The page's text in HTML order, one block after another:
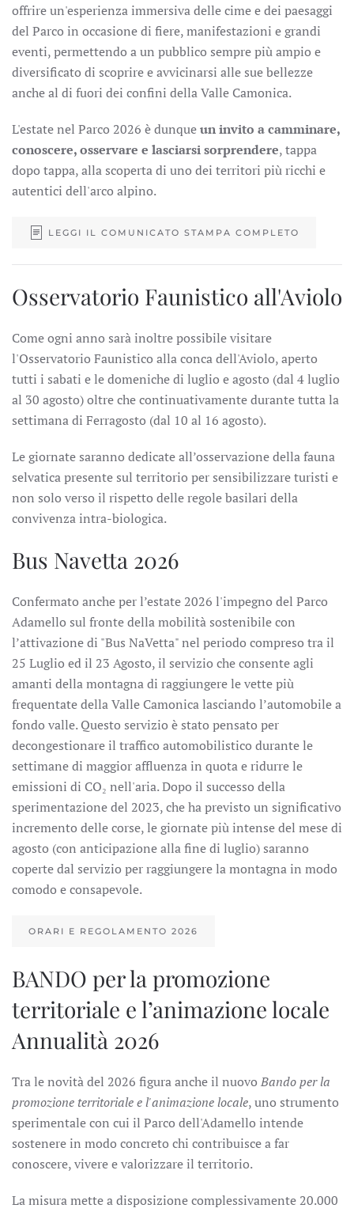
offrire un'esperienza immersiva delle cime e dei paesaggi
del Parco in occasione di fiere, manifestazioni e grandi
eventi, permettendo a un pubblico sempre più ampio e
diversificato di scoprire e avvicinarsi alle sue bellezze
anche al di fuori dei confini della Valle Camonica.
L'estate nel Parco 2026 è dunqueun invito a camminare,
conoscere, osservare e lasciarsi sorprendere, tappa
dopo tappa, alla scoperta di uno dei territori più ricchi e
autentici dell'arco alpino.
LEGGI IL COMUNICATO STAMPA COMPLETO
Osservatorio Faunistico all'Aviolo
Come ogni anno sarà inoltre possibile visitare
l'Osservatorio Faunistico alla conca dell'Aviolo, aperto
tutti i sabati e le domeniche di luglio e agosto (dal 4 luglio
al 30 agosto) oltre che continuativamente durante tutta la
settimana di Ferragosto (dal 10 al 16 agosto).
Le giornate saranno dedicate all’osservazione della fauna
selvatica presente sul territorio per sensibilizzare turisti e
non solo verso il rispetto delle regole basilari della
convivenza intra-biologica.
Bus Navetta 2026
Confermato anche per l’estate 2026 l'impegno del Parco
Adamello sul fronte della mobilità sostenibile con
l’attivazione di "Bus NaVetta" nel periodo compreso tra il
25 Luglio ed il 23 Agosto, il servizio che consente agli
amanti della montagna di raggiungere le vette più
frequentate della Valle Camonica lasciando l’automobile a
fondo valle. Questo servizio è stato pensato per
decongestionare il traffico automobilistico durante le
settimane di maggior affluenza in quota e ridurre le
emissioni di CO₂ nell'aria. Dopo il successo della
sperimentazione del 2023, che ha previsto un significativo
incremento delle corse, le giornate più intense del mese di
agosto (con anticipazione alla fine di luglio) saranno
coperte dal servizio per raggiungere la montagna in modo
comodo e consapevole.
ORARI E REGOLAMENTO 2026
BANDO per la promozione
territoriale e l’animazione locale
Annualità 2026
Tra le novità del 2026 figura anche il nuovo Bando per la
promozione territoriale e l'animazione locale, uno strumento
sperimentale con cui il Parco dell'Adamello intende
sostenere in modo concreto chi contribuisce a far
conoscere, vivere e valorizzare il territorio.
La misura mette a disposizione complessivamente 20.000